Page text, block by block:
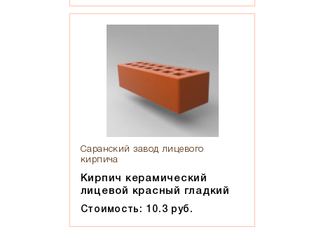
Саранский завод лицевого
кирпича
Кирпич керамический
лицевой красный гладкий
Стоимость: 10.3 руб.